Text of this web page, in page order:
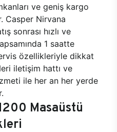
ve geniş kargo
Casper Nirvana
sonrası hızlı ve
1 saatte
özellikleriyle dikkat
iletişim hattı ve
ile her an her yerde
Masaüstü